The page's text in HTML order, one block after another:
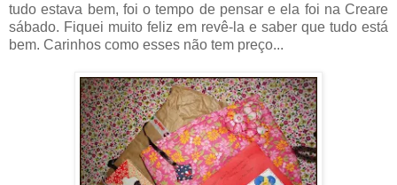
tudo estava bem, foi o tempo de pensar e ela foi na Creare
sábado. Fiquei muito feliz em revê-la e saber que tudo está
bem. Carinhos como esses não tem preço...